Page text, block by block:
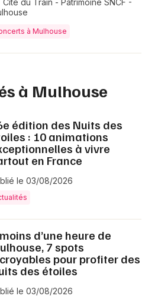
à Mulhouse
à Mulhouse
édition des Nuits des
: 10 animations
à vivre
en France
le 03/08/2026
d’une heure de
7 spots
pour profiter des
des étoiles
le 03/08/2026